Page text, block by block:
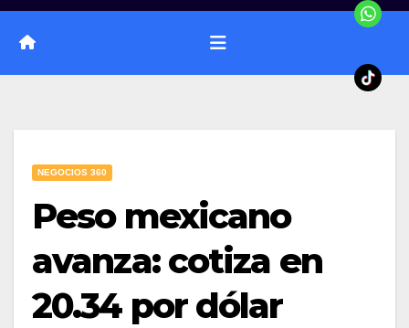
NEGOCIOS 360
Peso mexicano
avanza: cotiza en
20.34 por dólar